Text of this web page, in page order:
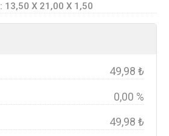
: 13,50 X 21,00 X 1,50
49,98 ₺
0,00 %
49,98 ₺